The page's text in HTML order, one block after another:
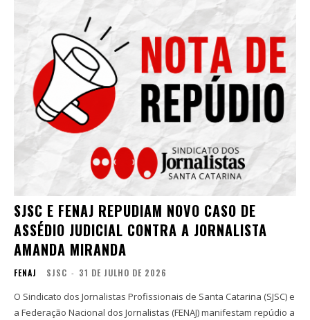
SJSC E FENAJ REPUDIAM NOVO CASO DE
ASSÉDIO JUDICIAL CONTRA A JORNALISTA
AMANDA MIRANDA
FENAJ SJSC - 31 DE JULHO DE 2026
O Sindicato dos Jornalistas Profissionais de Santa Catarina (SJSC) e
a Federação Nacional dos Jornalistas (FENAJ) manifestam repúdio a